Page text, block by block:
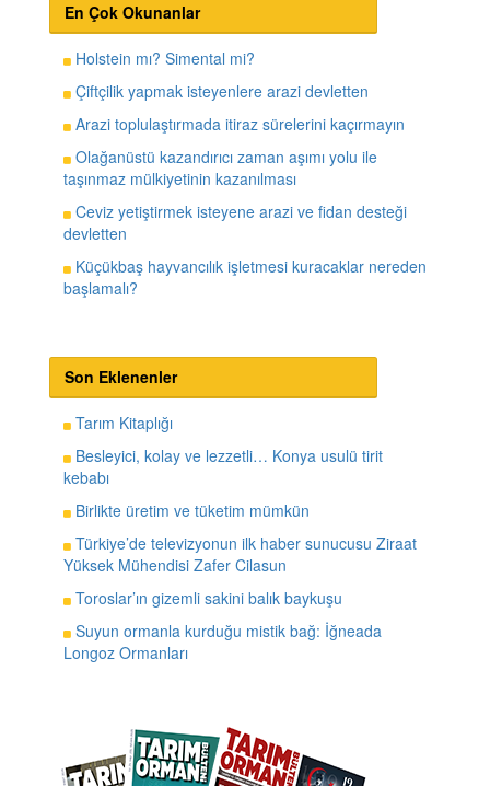
En Çok Okunanlar
Holstein mı? Simental mi?
Çiftçilik yapmak isteyenlere arazi devletten
Arazi toplulaştırmada itiraz sürelerini kaçırmayın
Olağanüstü kazandırıcı zaman aşımı yolu ile
taşınmaz mülkiyetinin kazanılması
Ceviz yetiştirmek isteyene arazi ve fidan desteği
devletten
Küçükbaş hayvancılık işletmesi kuracaklar nereden
başlamalı?
Son Eklenenler
Tarım Kitaplığı
Besleyici, kolay ve lezzetli… Konya usulü tirit
kebabı
Birlikte üretim ve tüketim mümkün
Türkiye’de televizyonun ilk haber sunucusu Ziraat
Yüksek Mühendisi Zafer Cilasun
Toroslar’ın gizemli sakini balık baykuşu
Suyun ormanla kurduğu mistik bağ: İğneada
Longoz Ormanları